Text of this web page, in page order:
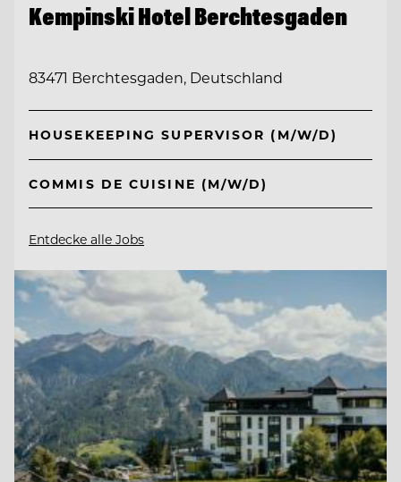
Kempinski Hotel Berchtesgaden
83471 Berchtesgaden, Deutschland
HOUSEKEEPING SUPERVISOR (M/W/D)
COMMIS DE CUISINE (M/W/D)
Entdecke alle Jobs